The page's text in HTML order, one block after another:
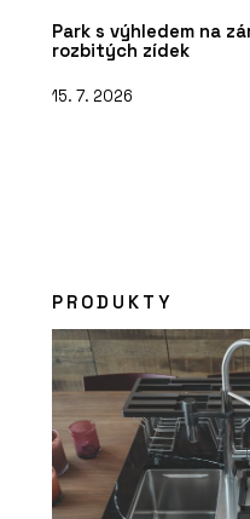
Park s výhledem na
rozbitých zídek
15. 7. 2026
PRODUKTY